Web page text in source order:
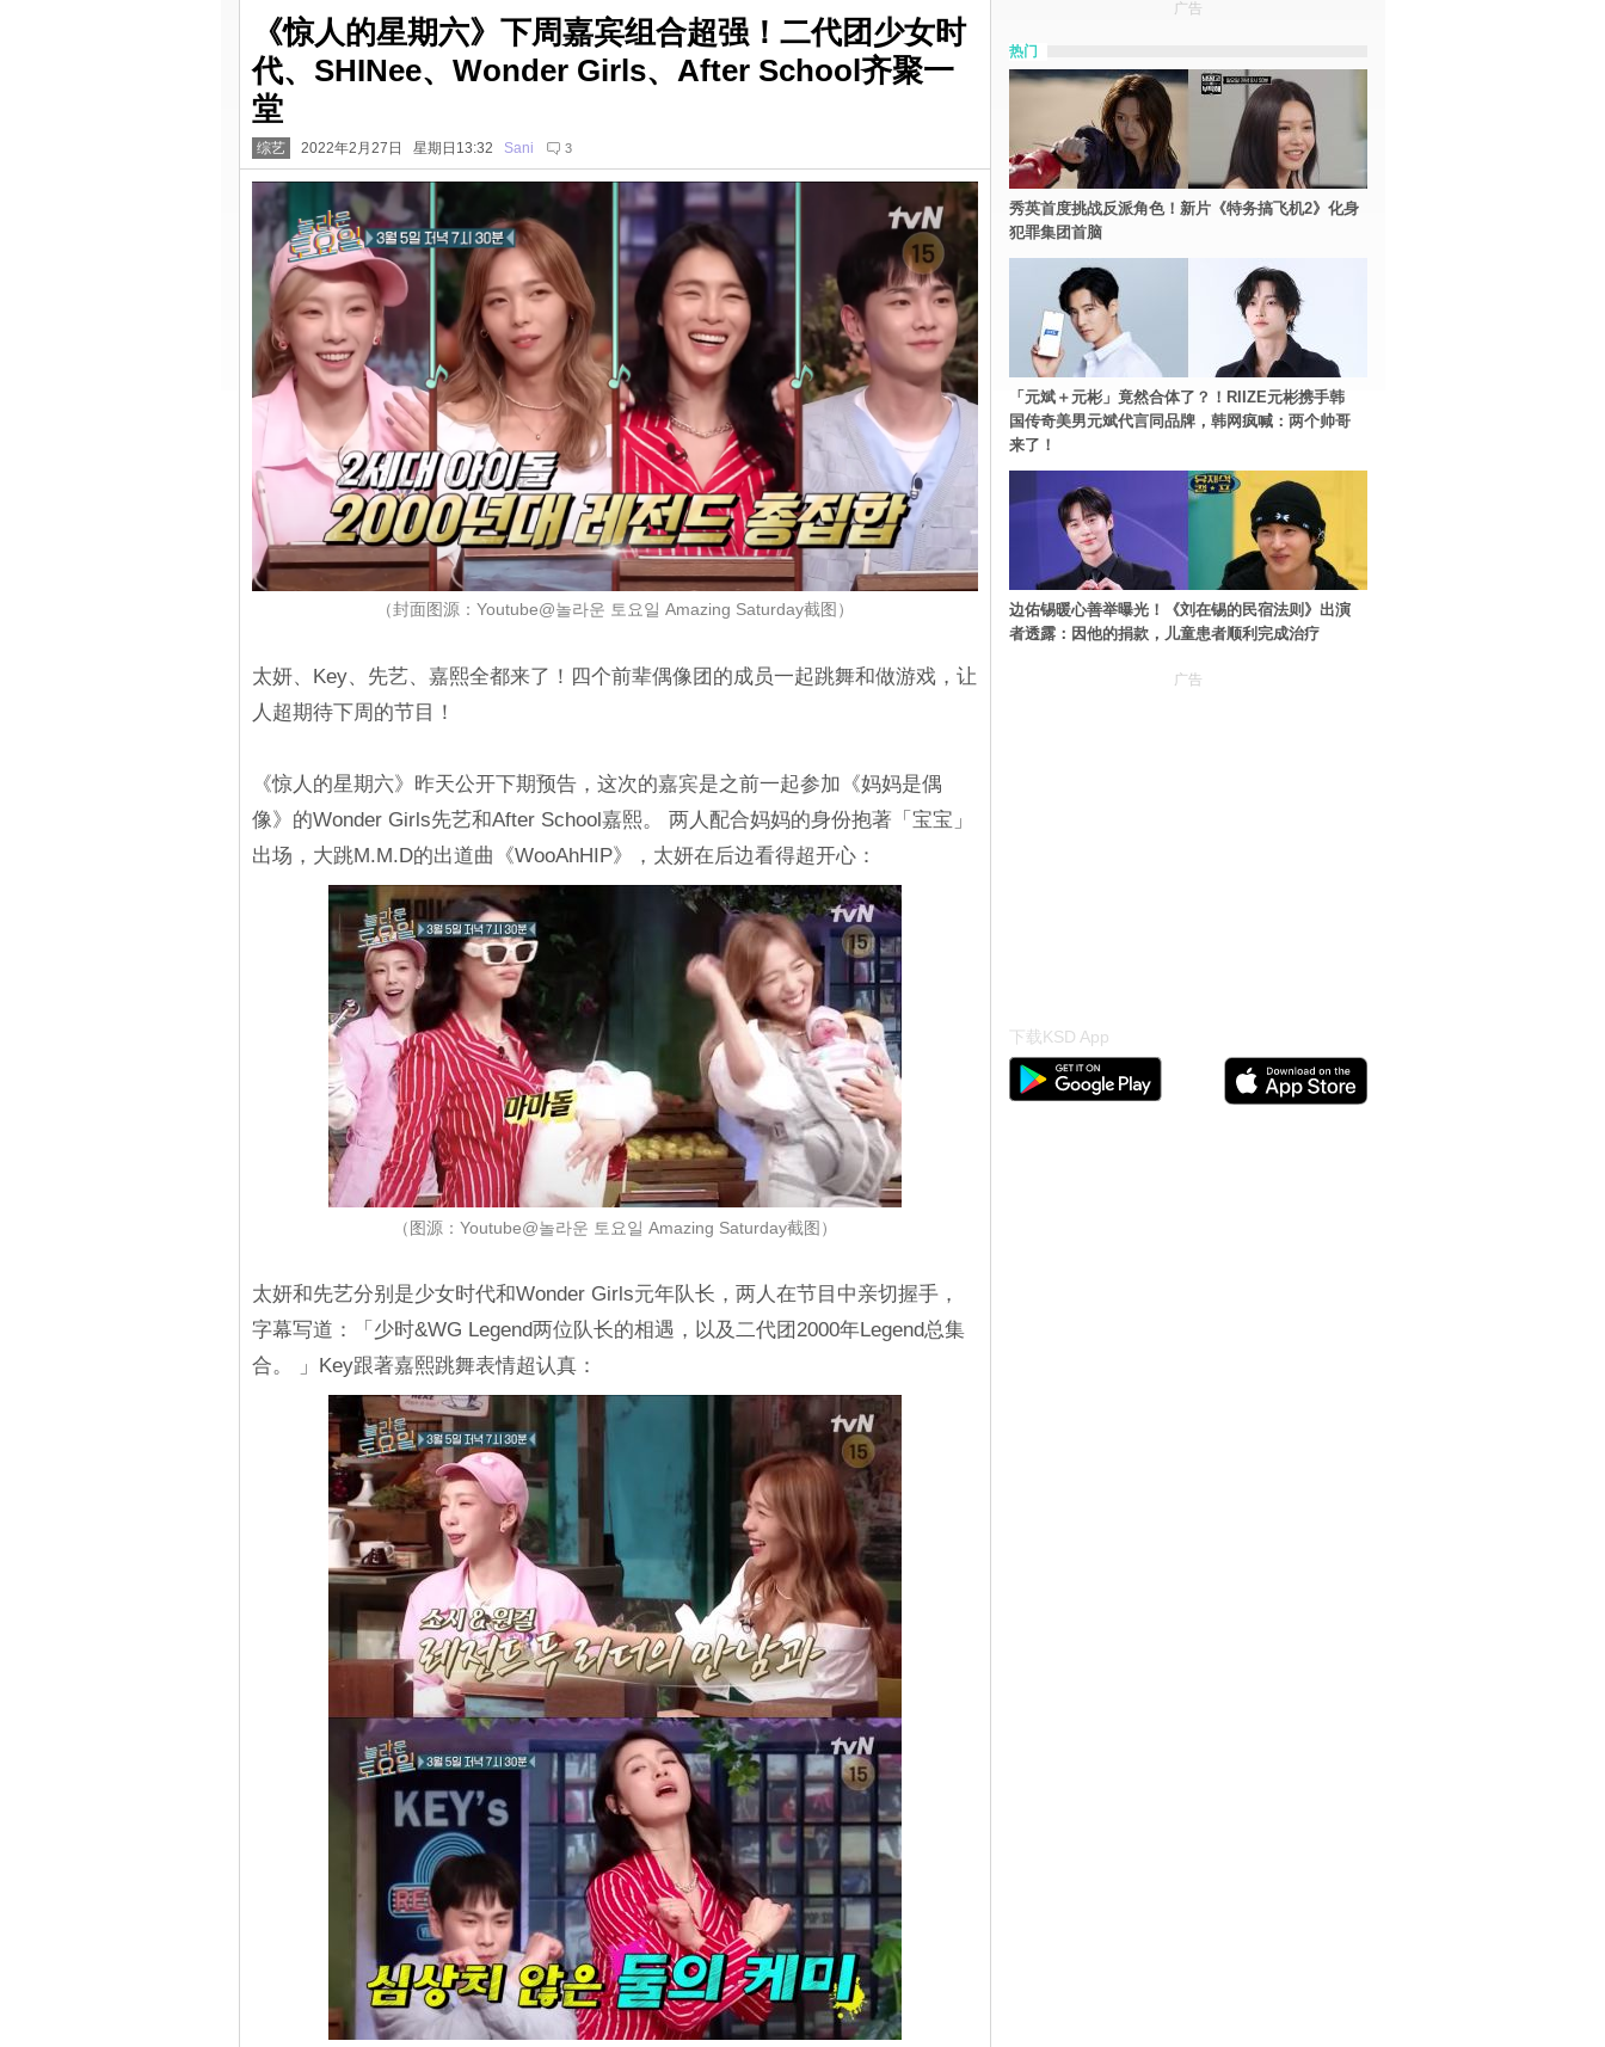
《惊人的星期六》下周嘉宾组合超强！二代团少女时
代、SHINee、Wonder Girls、After School齐聚一
堂
综艺 2022年2月27日 星期日13:32 Sani 3
（封面图源：Youtube@놀라운 토요일 Amazing Saturday截图）
太妍、Key、先艺、嘉熙全都来了！四个前辈偶像团的成员一起跳舞和做游戏，让
人超期待下周的节目！
《惊人的星期六》昨天公开下期预告，这次的嘉宾是之前一起参加《妈妈是偶
像》的Wonder Girls先艺和After School嘉熙。 两人配合妈妈的身份抱著「宝宝」
出场，大跳M.M.D的出道曲《WooAhHIP》，太妍在后边看得超开心：
（图源：Youtube@놀라운 토요일 Amazing Saturday截图）
太妍和先艺分别是少女时代和Wonder Girls元年队长，两人在节目中亲切握手，
字幕写道：「少时&WG Legend两位队长的相遇，以及二代团2000年Legend总集
合。 」Key跟著嘉熙跳舞表情超认真：
广告
热门
秀英首度挑战反派角色！新片《特务搞飞机2》化身
犯罪集团首脑
「元斌＋元彬」竟然合体了？！RIIZE元彬携手韩
国传奇美男元斌代言同品牌，韩网疯喊：两个帅哥
来了！
边佑锡暖心善举曝光！《刘在锡的民宿法则》出演
者透露：因他的捐款，儿童患者顺利完成治疗
广告
下载KSD App